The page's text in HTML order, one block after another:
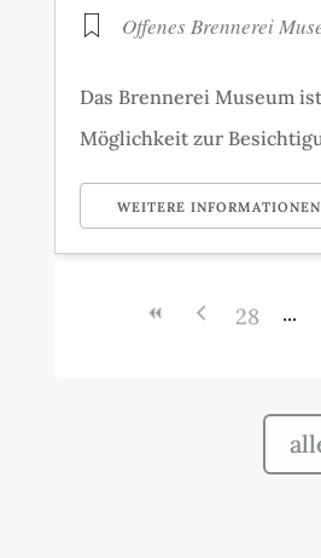
Offenes Brennerei
Das Brennerei Museum
Möglichkeit zur
WEITERE INFORMATIONEN
28